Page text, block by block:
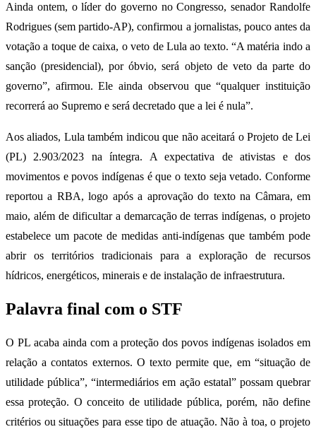
Ainda ontem, o líder do governo no Congresso, senador Randolfe
Rodrigues (sem partido-AP), confirmou a jornalistas, pouco antes da
votação a toque de caixa, o veto de Lula ao texto. “A matéria indo a
sanção (presidencial), por óbvio, será objeto de veto da parte do
governo”, afirmou. Ele ainda observou que “qualquer instituição
recorrerá ao Supremo e será decretado que a lei é nula”.
Aos aliados, Lula também indicou que não aceitará o Projeto de Lei
(PL) 2.903/2023 na íntegra. A expectativa de ativistas e dos
movimentos e povos indígenas é que o texto seja vetado. Conforme
reportou a RBA, logo após a aprovação do texto na Câmara, em
maio, além de dificultar a demarcação de terras indígenas, o projeto
estabelece um pacote de medidas anti-indígenas que também pode
abrir os territórios tradicionais para a exploração de recursos
hídricos, energéticos, minerais e de instalação de infraestrutura.
Palavra final com o STF
O PL acaba ainda com a proteção dos povos indígenas isolados em
relação a contatos externos. O texto permite que, em “situação de
utilidade pública”, “intermediários em ação estatal” possam quebrar
essa proteção. O conceito de utilidade pública, porém, não define
critérios ou situações para esse tipo de atuação. Não à toa, o projeto